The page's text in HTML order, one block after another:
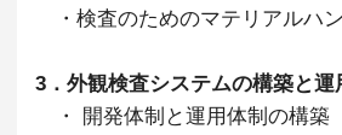
・検査のためのマテリアルハ
3．外観検査システムの構築と運
・ 開発体制と運用体制の構築